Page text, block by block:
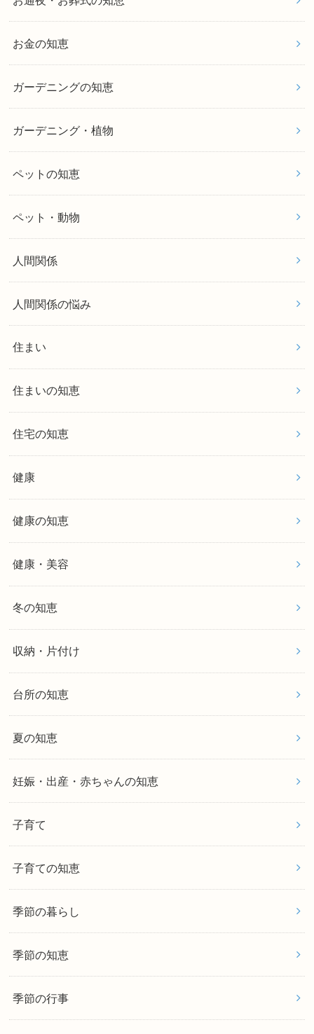
お金の知恵
ガーデニングの知恵
ガーデニング・植物
ペットの知恵
ペット・動物
人間関係
人間関係の悩み
住まい
住まいの知恵
住宅の知恵
健康
健康の知恵
健康・美容
冬の知恵
収納・片付け
台所の知恵
夏の知恵
妊娠・出産・赤ちゃんの知恵
子育て
子育ての知恵
季節の暮らし
季節の知恵
季節の行事